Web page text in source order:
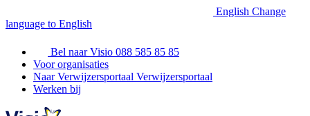
English Change
language to English
Bel naar Visio 088 585 85 85
Voor organisaties
Naar Verwijzersportaal Verwijzersportaal
Werken bij